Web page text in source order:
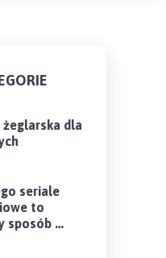
żeglarska dla
seriale
to
sposób …